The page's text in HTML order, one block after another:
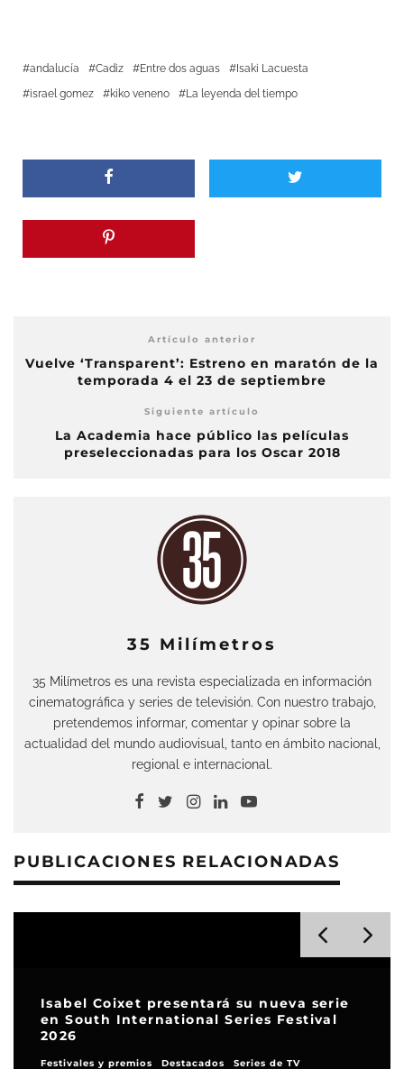
andalucía Cadiz Entre dos aguas
Isaki Lacuesta
israel gomez
kiko veneno La leyenda del tiempo
Artículo anterior
Vuelve ‘Transparent’: Estreno en maratón de la
temporada 4 el 23 de septiembre
Siguiente artículo
La Academia hace público las películas
preseleccionadas para los Oscar 2018
35 Milímetros
35 Milímetros es una revista especializada en información
cinematográfica y series de televisión. Con nuestro trabajo,
pretendemos informar, comentar y opinar sobre la
actualidad del mundo audiovisual, tanto en ámbito nacional,
regional e internacional.
PUBLICACIONES RELACIONADAS
su nueva serie
Series Festival
Series de TV
Alcances presenta
Festivales y premios